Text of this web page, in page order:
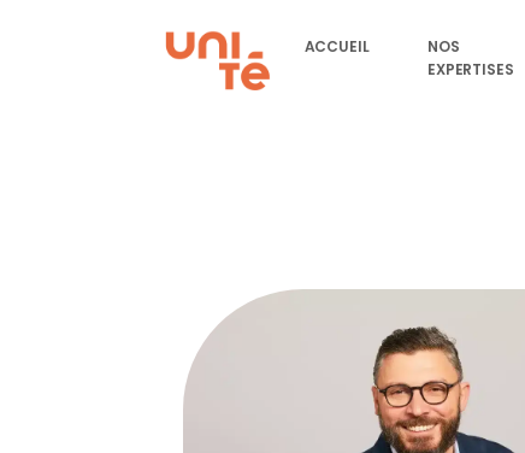
ACCUEIL
NOS
EXPERTISES